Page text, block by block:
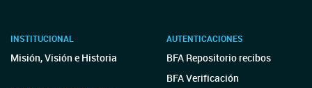
INSTITUCIONAL
Misión, Visión e Historia
AUTENTICACIONES
BFA Repositorio recibos
BFA Verificación